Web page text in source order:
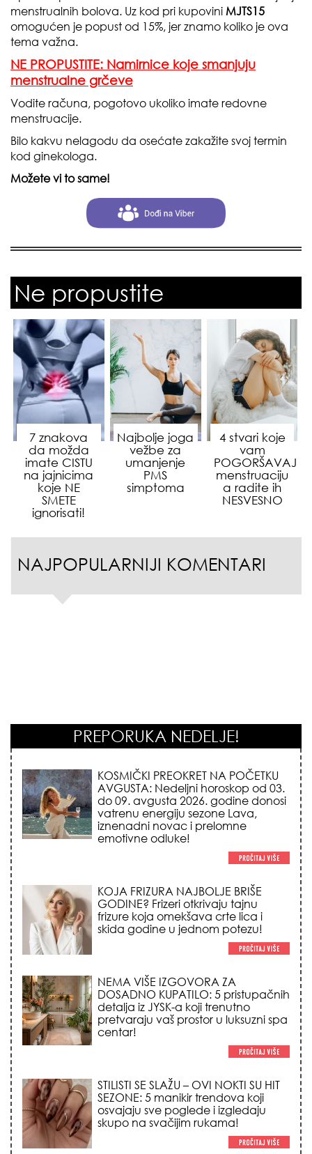
menstrualnih bolova. Uz kod pri kupovini MJTS15
omogućen je popust od 15%, jer znamo koliko je ova
tema važna.
NE PROPUSTITE: Namirnice koje smanjuju
menstrualne grčeve
Vodite računa, pogotovo ukoliko imate redovne
menstruacije.
Bilo kakvu nelagodu da osećate zakažite svoj termin
kod ginekologa.
Možete vi to same!
Ne propustite
7 znakova
da možda
imate CISTU
na jajnicima
koje NE
SMETE
ignorisati!
Najbolje joga
vežbe za
umanjenje
PMS
simptoma
4 stvari koje
vam
POGORŠAVAJU
menstruaciju
a radite ih
NESVESNO
NAJPOPULARNIJI KOMENTARI
PREPORUKA NEDELJE!
KOJA FRIZURA NAJBOLJE BRIŠE
GODINE? Frizeri otkrivaju tajnu
frizure koja omekšava crte lica i
skida godine u jednom potezu!
DOSADNO KUPATILO: 5 pristupačnih
detalja iz JYSK-a koji trenutno
pretvaraju vaš prostor u luksuzni spa
centar!
STILISTI SE SLAŽU – OVI NOKTI SU HIT
SEZONE: 5 manikir trendova koji
osvajaju sve poglede i izgledaju
skupo na svačijim rukama!
7. AVGUSTA: Veliki Vazdušni Trigon
otvara kapiju sreće i menja sudbinu
za 3 znaka!